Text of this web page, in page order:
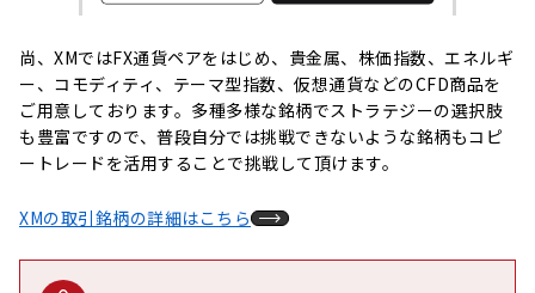
尚、XMではFX通貨ペアをはじめ、貴金属、株価指数、エネルギ
ー、コモディティ、テーマ型指数、仮想通貨などのCFD商品を
ご用意しております。多種多様な銘柄でストラテジーの選択肢
も豊富ですので、普段自分では挑戦できないような銘柄もコピ
ートレードを活用することで挑戦して頂けます。
XMの取引銘柄の詳細はこちら